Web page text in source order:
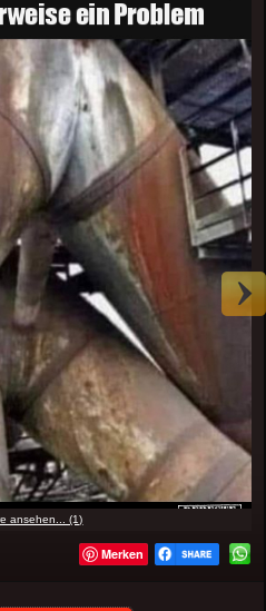
ansehen... (1)
Merken